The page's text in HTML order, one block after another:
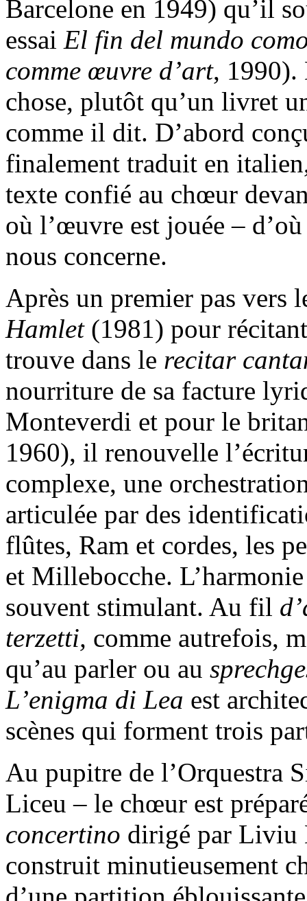
Barcelone en 1949) qu’il
essai El fin del mundo
comme œuvre d’art, 1990).
chose, plutôt qu’un livret
comme il dit. D’abord
finalement traduit en
texte confié au chœur
où l’œuvre est jouée –
nous concerne.
Après un premier pas vers
Hamlet(1981) pour récitant
trouve dans le recitar
nourriture de sa facture
Monteverdi et pour le
1960), il renouvelle
complexe, une
articulée par des
flûtes, Ram et cordes, les
et Millebocche.
souvent stimulant. Au fil
terzetti, comme autrefois,
qu’au parler ou au
L’enigma di Lea est
scènes qui forment trois
Au pupitre de l’Orquestra
Liceu – le chœur est
concertino dirigé par
construit minutieusement